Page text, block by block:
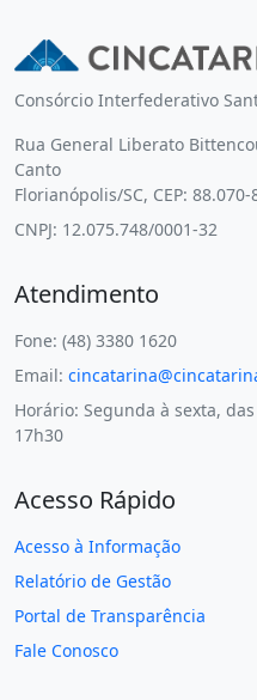
Consórcio Interfederativo
Rua General Liberato
Canto
Florianópolis/SC, CEP: 88.070-
CNPJ: 12.075.748/0001-32
Atendimento
Fone: (48) 3380 1620
Email:
Horário: Segunda à sexta,
17h30
Acesso Rápido
Acesso à Informação
Relatório de Gestão
Portal de Transparência
Fale Conosco